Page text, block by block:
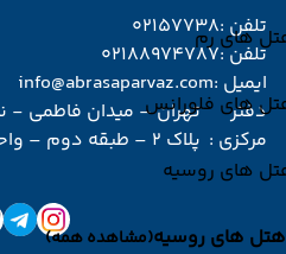
های رم
های فلورانس
های روسیه
هتل های روسیه(مشاهده همه)
تلفن :02157738
تلفن :02188974787
ایمیل :info@abrasaparvaz.com
دفتر
مرکزی :
تهران – میدان فاطمی
پلاک 2 – طبقه دوم – واحد 201